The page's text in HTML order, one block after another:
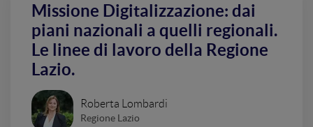
Missione Digitalizzazione: dai
piani nazionali a quelli regionali.
Le linee di lavoro della Regione
Lazio.
Roberta Lombardi
Regione Lazio